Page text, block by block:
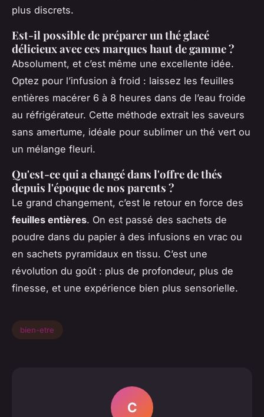
plus discrets.
Est-il possible de préparer un thé glacé
délicieux avec ces marques haut de gamme ?
Absolument, et c’est même une excellente idée.
Optez pour l’infusion à froid : laissez les feuilles
entières macérer 6 à 8 heures dans de l’eau froide
au réfrigérateur. Cette méthode extrait les saveurs
sans amertume, idéale pour sublimer un thé vert ou
un mélange fleuri.
Qu'est-ce qui a changé dans l'offre de thés
depuis l'époque de nos parents ?
Le grand changement, c’est le retour en force des
feuilles entières. On est passé des sachets de
poudre dans du papier à des infusions en vrac ou
en sachets pyramidaux en tissu. C’est une
révolution du goût : plus de profondeur, plus de
finesse, et une expérience bien plus sensorielle.
bien-etre
C